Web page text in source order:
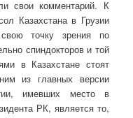
свои комментарий. К
Казахстана в Грузии
точку зрения по
спиндокторов и той
в Казахстане стоят
из главных версии
имевших место в
РК, является то,